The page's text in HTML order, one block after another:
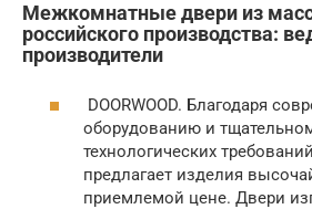
Межкомнатные двери из
российского производства:
производители
DOORWOOD. Благодаря
оборудованию и
технологических
предлагает изделия
приемлемой цене. Двери